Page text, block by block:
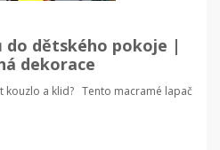
do dětského pokoje |
dekorace
kouzlo a klid? Tento macramé lapač